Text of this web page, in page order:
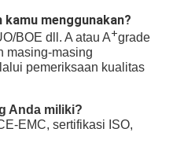
kamu menggunakan?
BOE dll. A atau A+grade
masing-masing
pemeriksaan kualitas
Anda miliki?
EMC, sertifikasi ISO,